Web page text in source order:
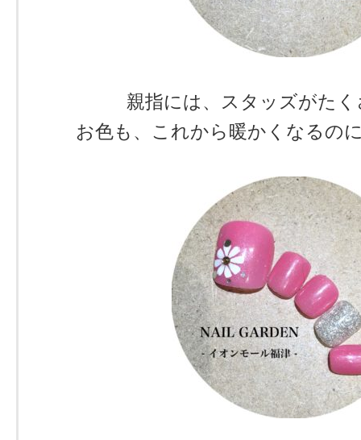
親指には、スタッズがた
お色も、これから暖かくなるの